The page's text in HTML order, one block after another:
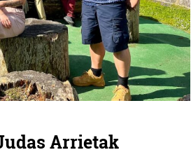
Arrietak